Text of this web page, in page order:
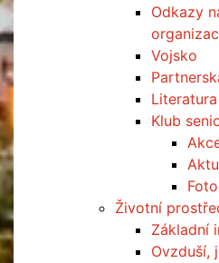
Odkazy
Vojsko
Klub
Životní
Základní
Ovzduší,